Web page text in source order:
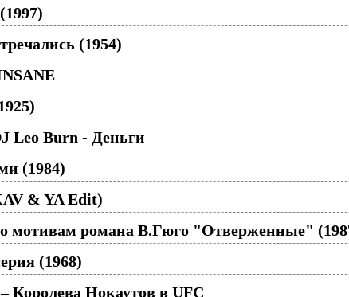
(1954)
Leo Burn - Деньги
(1984)
& YA Edit)
мотивам романа В.Гюго "Отверженные"
(1968)
Королева Нокаутов в UFC